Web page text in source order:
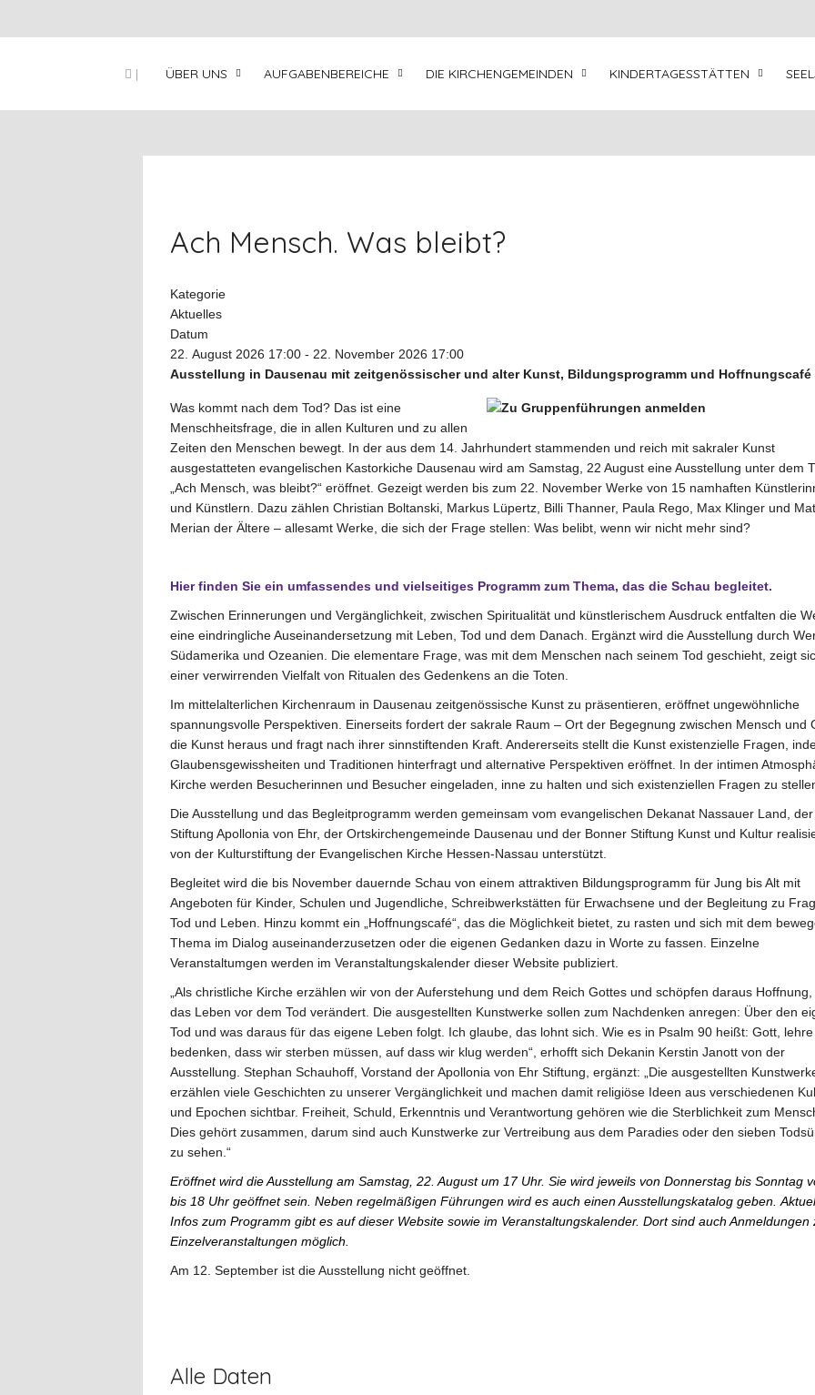
| ÜBER UNS AUFGABENBEREICHE DIE KIRCHENGEMEINDEN KINDERTAGESSTÄTTEN
Ach Mensch. Was bleibt?
Kategorie
Aktuelles
Datum
22. August 2026 17:00 - 22. November 2026 17:00
Ausstellung in Dausenau mit zeitgenössischer und alter Kunst, Bildungsprogramm und Hoffnungscafé
Was kommt nach dem Tod? Das ist eine
Menschheitsfrage, die in allen Kulturen und zu allen
Zeiten den Menschen bewegt. In der aus dem 14. Jahrhundert stammenden und reich mit sakraler Kunst
ausgestatteten evangelischen Kastorkiche Dausenau wird am Samstag, 22 August eine Ausstellung unter dem
„Ach Mensch, was bleibt?“ eröffnet. Gezeigt werden bis zum 22. November Werke von 15 namhaften
und Künstlern. Dazu zählen Christian Boltanski, Markus Lüpertz, Billi Thanner, Paula Rego, Max Klinger und
Merian der Ältere – allesamt Werke, die sich der Frage stellen: Was belibt, wenn wir nicht mehr sind?
Hier finden Sie ein umfassendes und vielseitiges Programm zum Thema, das die Schau begleitet.
Zwischen Erinnerungen und Vergänglichkeit, zwischen Spiritualität und künstlerischem Ausdruck entfalten die
eine eindringliche Auseinandersetzung mit Leben, Tod und dem Danach. Ergänzt wird die Ausstellung durch
Südamerika und Ozeanien. Die elementare Frage, was mit dem Menschen nach seinem Tod geschieht, zeigt
einer verwirrenden Vielfalt von Ritualen des Gedenkens an die Toten.
Im mittelalterlichen Kirchenraum in Dausenau zeitgenössische Kunst zu präsentieren, eröffnet ungewöhnliche
spannungsvolle Perspektiven. Einerseits fordert der sakrale Raum – Ort der Begegnung zwischen Mensch und
die Kunst heraus und fragt nach ihrer sinnstiftenden Kraft. Andererseits stellt die Kunst existenzielle Fragen,
Glaubensgewissheiten und Traditionen hinterfragt und alternative Perspektiven eröffnet. In der intimen
Kirche werden Besucherinnen und Besucher eingeladen, inne zu halten und sich existenziellen Fragen zu
Die Ausstellung und das Begleitprogramm werden gemeinsam vom evangelischen Dekanat Nassauer Land, der
Stiftung Apollonia von Ehr, der Ortskirchengemeinde Dausenau und der Bonner Stiftung Kunst und Kultur
von der Kulturstiftung der Evangelischen Kirche Hessen-Nassau unterstützt.
Begleitet wird die bis November dauernde Schau von einem attraktiven Bildungsprogramm für Jung bis Alt mit
Angeboten für Kinder, Schulen und Jugendliche, Schreibwerkstätten für Erwachsene und der Begleitung zu
Tod und Leben. Hinzu kommt ein „Hoffnungscafé“, das die Möglichkeit bietet, zu rasten und sich mit dem
Thema im Dialog auseinanderzusetzen oder die eigenen Gedanken dazu in Worte zu fassen. Einzelne
Veranstaltumgen werden im Veranstaltungskalender dieser Website publiziert.
„Als christliche Kirche erzählen wir von der Auferstehung und dem Reich Gottes und schöpfen daraus
das Leben vor dem Tod verändert. Die ausgestellten Kunstwerke sollen zum Nachdenken anregen: Über den
Tod und was daraus für das eigene Leben folgt. Ich glaube, das lohnt sich. Wie es in Psalm 90 heißt: Gott,
bedenken, dass wir sterben müssen, auf dass wir klug werden“, erhofft sich Dekanin Kerstin Janott von der
Ausstellung. Stephan Schauhoff, Vorstand der Apollonia von Ehr Stiftung, ergänzt: „Die ausgestellten
erzählen viele Geschichten zu unserer Vergänglichkeit und machen damit religiöse Ideen aus verschiedenen
und Epochen sichtbar. Freiheit, Schuld, Erkenntnis und Verantwortung gehören wie die Sterblichkeit zum
Dies gehört zusammen, darum sind auch Kunstwerke zur Vertreibung aus dem Paradies oder den sieben
zu sehen.“
Eröffnet wird die Ausstellung am Samstag, 22. August um 17 Uhr. Sie wird jeweils von Donnerstag bis Sonntag
bis 18 Uhr geöffnet sein. Neben regelmäßigen Führungen wird es auch einen Ausstellungskatalog geben.
Infos zum Programm gibt es auf dieser Website sowie im Veranstaltungskalender. Dort sind auch Anmeldungen
Einzelveranstaltungen möglich.
Am 12. September ist die Ausstellung nicht geöffnet.
Alle Daten